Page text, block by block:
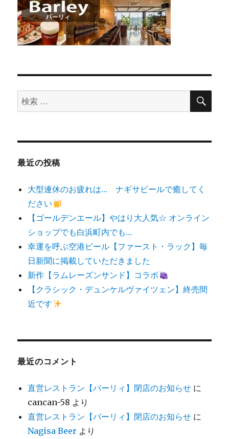
検
索
象:
検
最近の投稿
大型連休のお疲れは… ナギサビールで癒してく
ださい
【ゴールデンエール】やはり大人気☆ オンライン
ショップでも白浜町内でも…
幸運を呼ぶ空港ビール【ファースト・ラック】毎
日新聞に掲載していただきました
新作【ラムレーズンサンド】コラボ
【クラシック・デュンケルヴァイツェン】終売間
近です
最近のコメント
直営レストラン【バーリィ】閉店のお知らせ に
cancan-58 より
直営レストラン【バーリィ】閉店のお知らせ に
Nagisa Beer より